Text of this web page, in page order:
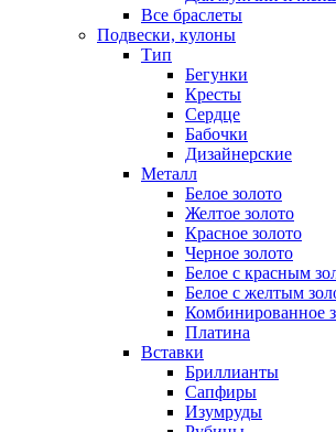
Все браслеты
Подвески, кулоны
Тип
Бегунки
Кресты
Сердце
Бабочки
Дизайнерские
Металл
Белое золото
Желтое золото
Красное золото
Черное золото
Белое с красным
Белое с желтым
Комбинированное
Платина
Вставки
Бриллианты
Сапфиры
Изумруды